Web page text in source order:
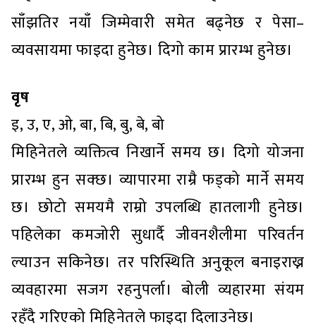
साँझतिर नयाँ जिम्मेवारी समेत बढ्नेछ र पेसा–
व्यवसायमा फाइदा हुनेछ। दिगो काम प्रारम्भ हुनेछ।
वृष
इ, उ, ए, ओ, बा, बि, बु, बे, बो
मिहिनेतले व्यक्तित्व निखार्ने समय छ। दिगो योजना
प्रारम्भ हुन सक्छ। व्यापारमा राम्रै फड्को मार्ने समय
छ। छोटो समयमै राम्रो उपलब्धि हातलागी हुनेछ।
पहिलेका कमजोरी सुधार्दै जीवनशैलीमा परिवर्तन
ल्याउन सकिनेछ। तर परिस्थिति अनुकूल बनाइराख्न
व्यवहारमा सजग रहनुपर्ला। बोली व्यहारमा संयम
रहँदै गरिएको मिहिनेतले फाइदा दिलाउनेछ।